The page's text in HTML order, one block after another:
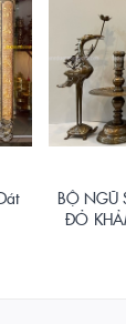
BỘ NGŨ
ĐỎ